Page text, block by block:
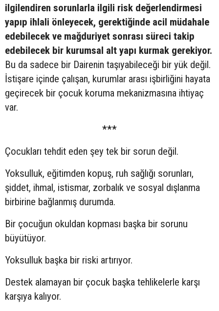
ilgilendiren sorunlarla ilgili risk değerlendirmesi
yapıp ihlali önleyecek, gerektiğinde acil müdahale
edebilecek ve mağduriyet sonrası süreci takip
edebilecek bir kurumsal alt yapı kurmak gerekiyor.
Bu da sadece bir Dairenin taşıyabileceği bir yük değil.
İstişare içinde çalışan, kurumlar arası işbirliğini hayata
geçirecek bir çocuk koruma mekanizmasına ihtiyaç
var.
***
Çocukları tehdit eden şey tek bir sorun değil.
Yoksulluk, eğitimden kopuş, ruh sağlığı sorunları,
şiddet, ihmal, istismar, zorbalık ve sosyal dışlanma
birbirine bağlanmış durumda.
Bir çocuğun okuldan kopması başka bir sorunu
büyütüyor.
Yoksulluk başka bir riski artırıyor.
Destek alamayan bir çocuk başka tehlikelerle karşı
karşıya kalıyor.